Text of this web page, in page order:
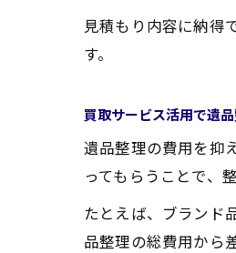
見積もり内容に納得
す。
買取サービス活用で遺
遺品整理の費用を抑
ってもらうことで、
たとえば、ブランド
品整理の総費用から